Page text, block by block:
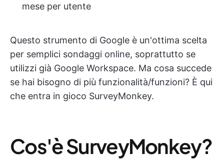
mese per utente
Questo strumento di Google è un'ottima scelta
per semplici sondaggi online, soprattutto se
utilizzi già Google Workspace. Ma cosa succede
se hai bisogno di più funzionalità/funzioni? È qui
che entra in gioco SurveyMonkey.
Cos'è SurveyMonkey?